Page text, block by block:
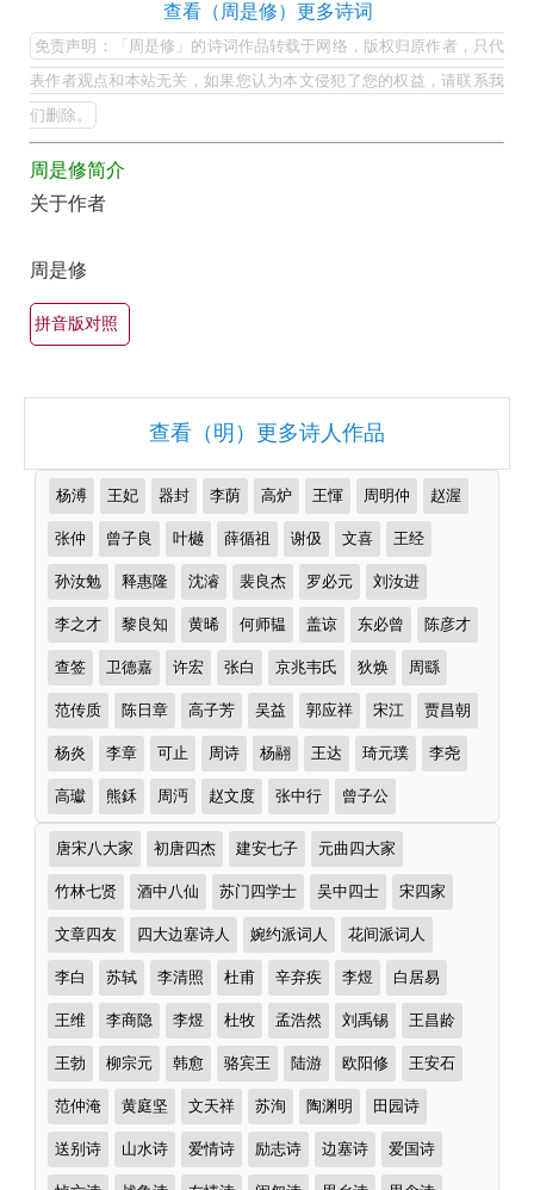
词
大
全
是
修
的
最
美
最
名
古
诗
（精
首）
查看（周是修）更多诗词
免责声明：「周是修」的诗词作品转载于网络，版权归原作者，只代
表作者观点和本站无关，如果您认为本文侵犯了您的权益，请联系我
们删除。
周是修简介
关于作者
周是修
拼音版对照
查看（明）更多诗人作品
推
荐
作
者
杨溥 王妃 器封 李荫 高炉 王惲 周明仲 赵渥
张仲 曾子良 叶樾 薛循祖 谢伋 文喜 王经
孙汝勉 释惠隆 沈濬 裴良杰 罗必元 刘汝进
李之才 黎良知 黄晞 何师韫 盖谅 东必曾 陈彦才
查签 卫德嘉 许宏 张白 京兆韦氏 狄焕 周繇
范传质 陈日章 高子芳 吴益 郭应祥 宋江 贾昌朝
杨炎 李章 可止 周诗 杨翮 王达 琦元璞 李尧
高瓛 熊鉌 周沔 赵文度 张中行 曾子公
诗
词
分
类
唐宋八大家 初唐四杰 建安七子 元曲四大家
竹林七贤 酒中八仙 苏门四学士 吴中四士 宋四家
文章四友 四大边塞诗人 婉约派词人 花间派词人
李白 苏轼 李清照 杜甫 辛弃疾 李煜 白居易
王维 李商隐 李煜 杜牧 孟浩然 刘禹锡 王昌龄
王勃 柳宗元 韩愈 骆宾王 陆游 欧阳修 王安石
范仲淹 黄庭坚 文天祥 苏洵 陶渊明 田园诗
送别诗 山水诗 爱情诗 励志诗 边塞诗 爱国诗